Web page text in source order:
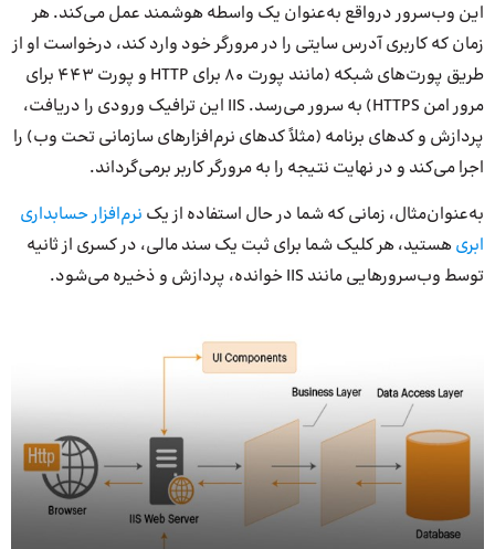
این وب‌سرور در‌واقع به‌عنوان یک واسطه هوشمند عمل می‌کند. هر
زمان که کاربری آدرس سایتی را در مرورگر خود وارد کند، درخواست او از
طریق پورت‌های شبکه (مانند پورت 80 برای HTTP و پورت 443 برای
مرور امن HTTPS) به سرور می‌رسد. IIS این ترافیک ورودی را دریافت،
پردازش و کدهای برنامه (مثلاً کدهای نرم‌افزارهای سازمانی تحت وب) را
اجرا می‌کند و در نهایت نتیجه را به مرورگر کاربر برمی‌گرداند.
به‌عنوان‌مثال، زمانی که شما در حال استفاده از یک نرم‌افزار حسابداری
ابریهستید، هر کلیک شما برای ثبت یک سند مالی، در کسری از ثانیه
توسط وب‌سرورهایی مانند IIS خوانده، پردازش و ذخیره می‌شود.